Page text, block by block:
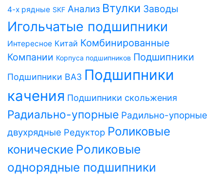
4-х рядные SKF Анализ Втулки Заводы
Игольчатые подшипники
Интересное Китай Комбинированные
Компании Корпуса подшипников Подшипники
Подшипники ВАЗ Подшипники
качения Подшипники скольжения
Радиально-упорные Радильно-упорные
двухрядные Редуктор Роликовые
конические Роликовые
однорядные подшипники